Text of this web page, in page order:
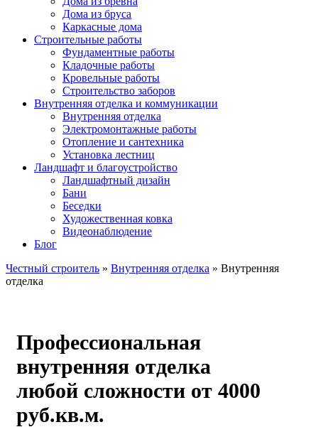
Дома из бруса
Каркасные дома
Строительные работы
Фундаментные работы
Кладочные работы
Кровельные работы
Строительство заборов
Внутренняя отделка и коммуникации
Внутренняя отделка
Электромонтажные работы
Отопление и сантехника
Установка лестниц
Ландшафт и благоустройство
Ландшафтный дизайн
Бани
Беседки
Художественная ковка
Видеонаблюдение
Блог
Честный строитель » Внутренняя отделка » Внутренняя
отделка
Профессиональная
внутренняя отделка
любой сложности от 4000
руб.кв.м.